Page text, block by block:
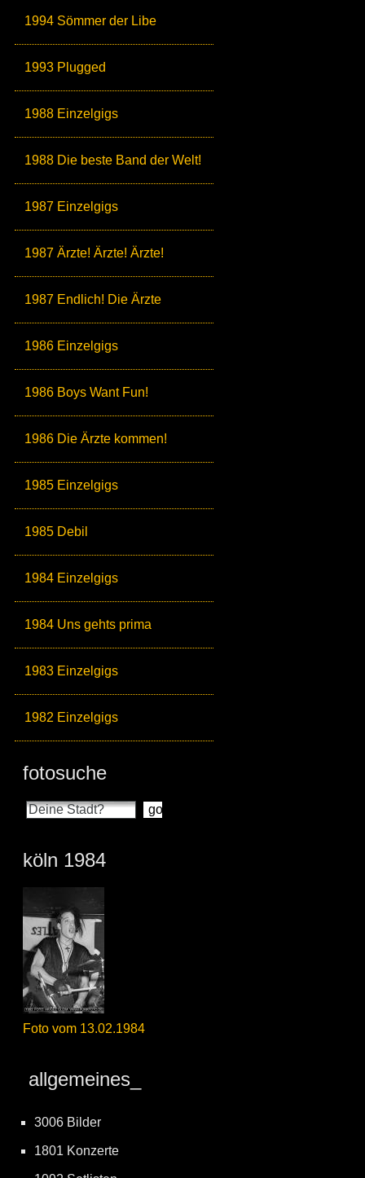
1994 Sömmer der Libe
1993 Plugged
1988 Einzelgigs
1988 Die beste Band der Welt!
1987 Einzelgigs
1987 Ärzte! Ärzte! Ärzte!
1987 Endlich! Die Ärzte
1986 Einzelgigs
1986 Boys Want Fun!
1986 Die Ärzte kommen!
1985 Einzelgigs
1985 Debil
1984 Einzelgigs
1984 Uns gehts prima
1983 Einzelgigs
1982 Einzelgigs
fotosuche
köln 1984
Foto vom 13.02.1984
allgemeines_
3006 Bilder
1801 Konzerte